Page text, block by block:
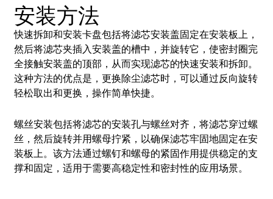
安装方法
快速拆卸和安装卡盘包括将滤芯安装盖固定在安装板上，
然后将滤芯夹插入安装盖的槽中，并旋转它，使密封圈完
全接触安装盖的顶部，从而实现滤芯的快速安装和拆卸。
这种方法的优点是，更换除尘滤芯时，可以通过反向旋转
轻松取出和更换，操作简单快捷。
螺丝安装包括将滤芯的安装孔与螺丝对齐，将滤芯穿过螺
丝，然后旋转并用螺母拧紧，以确保滤芯牢固地固定在安
装板上。 该方法通过螺钉和螺母的紧固作用提供稳定的支
撑和固定，适用于需要高稳定性和密封性的应用场景。